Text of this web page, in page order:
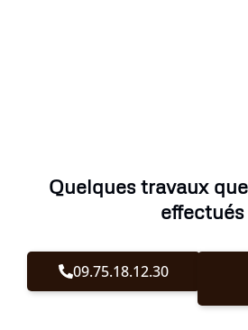
Quelques travaux
effectués
09.75.18.12.30